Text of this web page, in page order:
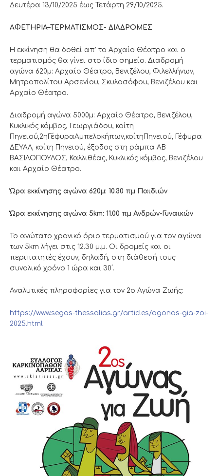
Δευτέρα 13/10/2025 έως Τετάρτη 29/10/2025.
ΑΦΕΤΗΡΙΑ–ΤΕΡΜΑΤΙΣΜΟΣ- ΔΙΑΔΡΟΜΕΣ
Η εκκίνηση θα δοθεί απ’ το Αρχαίο Θέατρο και ο
τερματισμός θα γίνει στο ίδιο σημείο. Διαδρομή
αγώνα 620μ: Αρχαίο Θέατρο, Βενιζέλου, Φιλελλήνων,
Μητροπολίτου Αρσενίου, Σκυλοσόφου, Βενιζέλου και
Αρχαίο Θέατρο.
Διαδρομή αγώνα 5000μ: Αρχαίο Θέατρο, Βενιζέλου,
Κυκλικός κόμβος, Γεωργιάδου, κοίτη
Πηνειού,2ηΓέφυραΑμπελοκήπων,κοίτηΠηνειού, Γέφυρα
ΔΕΥΑΛ, κοίτη Πηνειού, έξοδος στη ράμπα ΑΒ
ΒΑΣΙΛΟΠΟΥΛΟΣ, Καλλιθέας, Κυκλικός κόμβος, Βενιζέλου
και Αρχαίο Θέατρο.
Ώρα εκκίνησης αγώνα 620μ: 10.30 πμ Παιδιών
Ώρα εκκίνησης αγώνα 5 km: 11.00 πμ Ανδρών-Γυναικών
Το ανώτατο χρονικό όριο τερματισμού για τον αγώνα
των 5km λήγει στις 12.30 μ.μ. Οι δρομείς και οι
περιπατητές έχουν, δηλαδή, στη διάθεσή τους
συνολικό χρόνο 1 ώρα και 30΄.
Αναλυτικές πληροφορίες για τον 2ο Αγώνα Ζωής:
https://www.segas-thessalias.gr/articles/agonas-gia-zoi-
2025.html